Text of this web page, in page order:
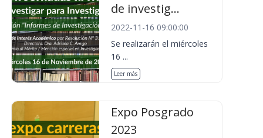
de investig...
2022-11-16 09:00:00
Se realizarán el miércoles
16 ...
Leer más
Expo Posgrado
2023